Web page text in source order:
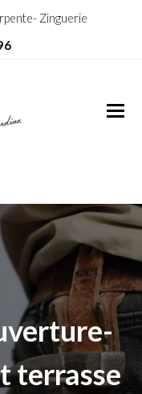
Zinguerie
terrasse